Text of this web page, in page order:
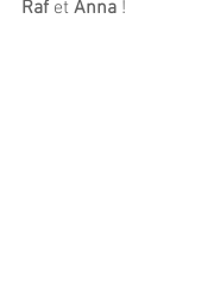
Raf et Anna !